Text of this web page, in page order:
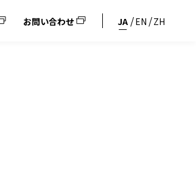
お問い合わせ JA EN ZH